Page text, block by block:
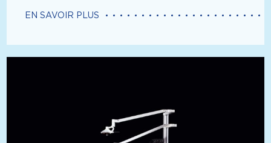
EN SAVOIR PLUS